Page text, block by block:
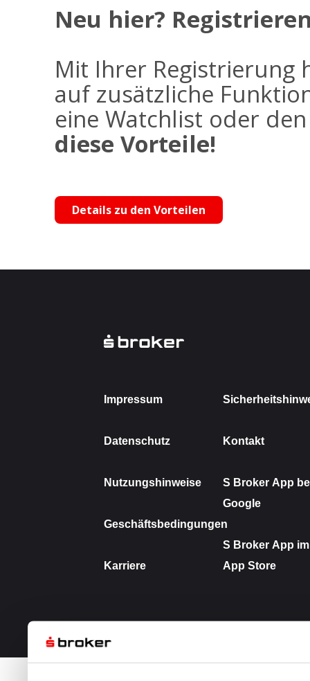
Neu hier?
Mit Ihrer Registrierung
auf zusätzliche
eine Watchlist oder
diese Vorteile!
Details zu den Vorteilen